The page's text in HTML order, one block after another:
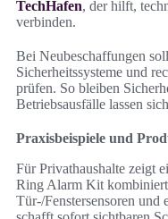
TechHafen, der hilft,
verbinden.
Bei Neubeschaffungen
Sicherheitssysteme und
prüfen. So bleiben
Betriebsausfälle lassen
Praxisbeispiele und
Für Privathaushalte zeigt
Ring Alarm Kit
Tür-/Fenstersensoren